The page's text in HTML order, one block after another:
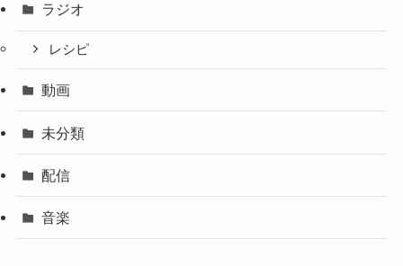
ラジオ
レシピ
動画
未分類
配信
音楽